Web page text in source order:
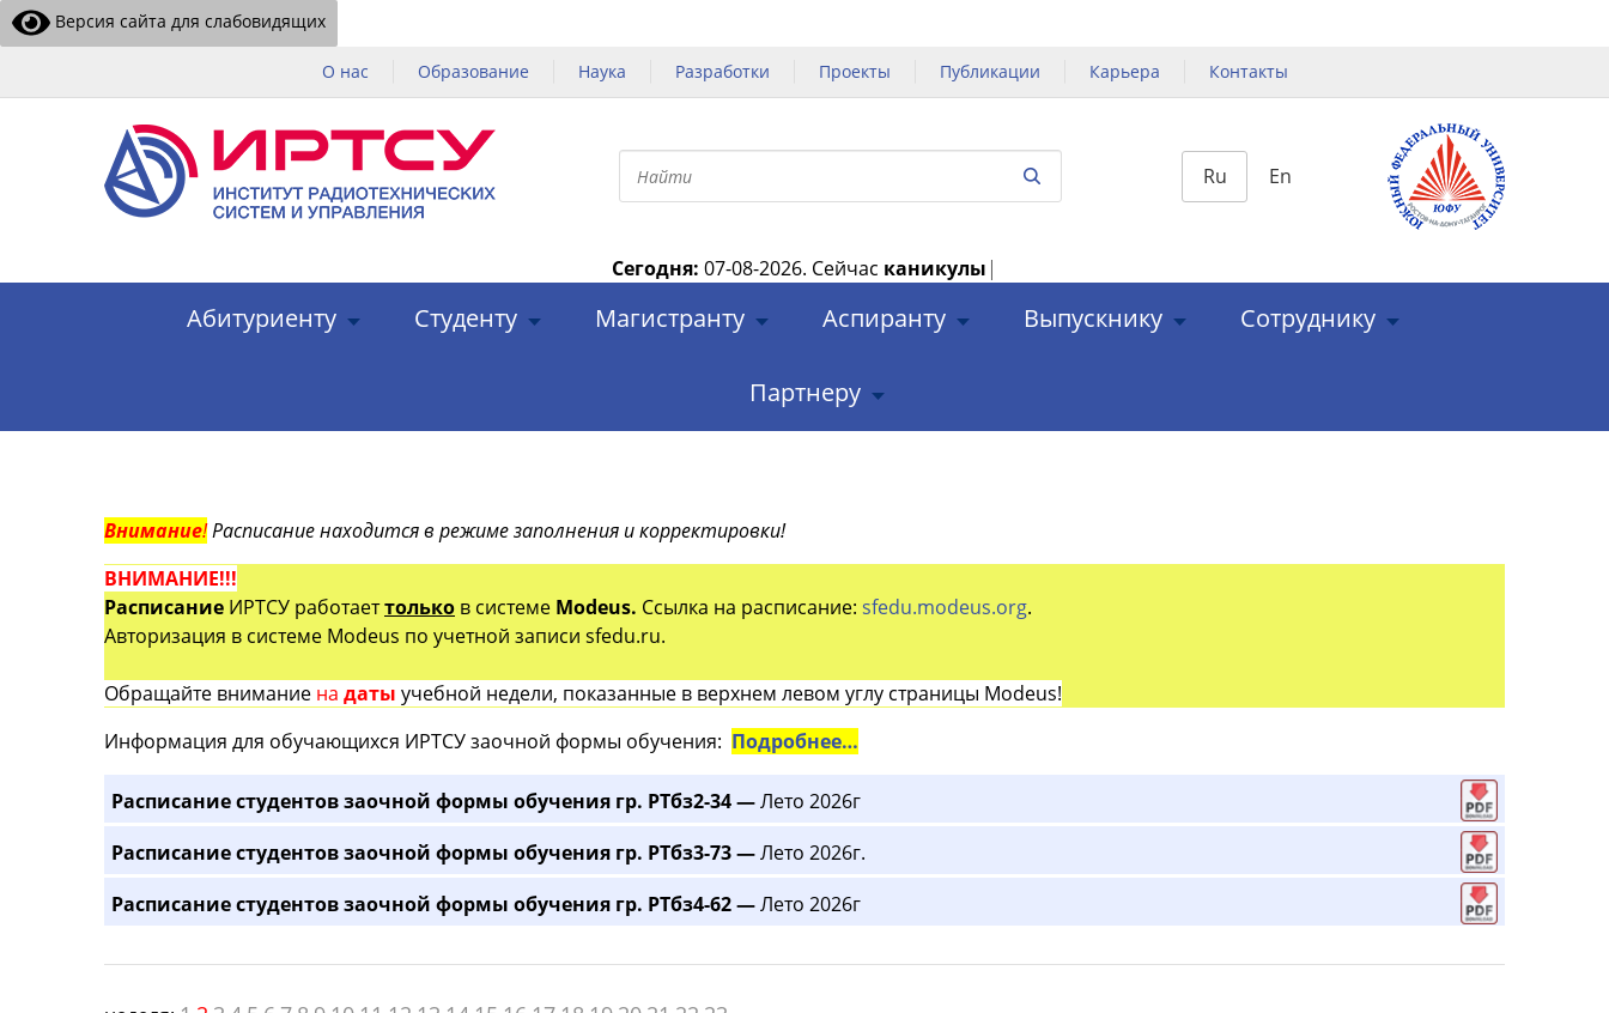
Версия сайта для слабовидящих
О нас Образование Наука Разработки Проекты Публикации Карьера Контакты
Ru En
Сегодня: 07-08-2026. Сейчас каникулы |
Абитуриенту Студенту Магистранту Аспиранту Выпускнику Сотруднику
Партнеру
Внимание!Расписание находится в режиме заполнения и корректировки!
ВНИМАНИЕ!!!
Расписание ИРТСУ работаеттолько в системе Modeus. Ссылка на расписание: sfedu.modeus.org.
Авторизация в системе Modeus по учетной записи sfedu.ru.
Обращайте внимание на даты учебной недели, показанные в верхнем левом углу страницы Modeus!
Информация для обучающихся ИРТСУ заочной формы обучения: Подробнее…
Расписание студентов заочной формы обучения гр. РТбз2-34 —Лето 2026г
Расписание студентов заочной формы обучения гр. РТбз3-73 —Лето 2026г.
Расписание студентов заочной формы обучения гр. РТбз4-62 —Лето 2026г